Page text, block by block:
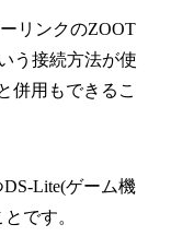
リンクのZOOT
う接続方法が使
併用もできるこ
Lite(ゲーム機
です。